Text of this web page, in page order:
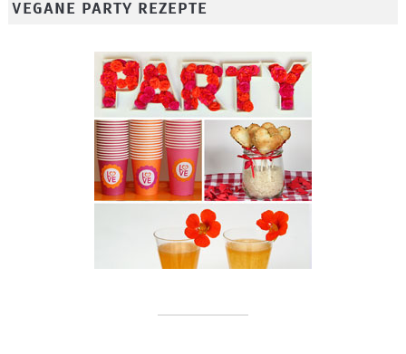
VEGANE PARTY REZEPTE